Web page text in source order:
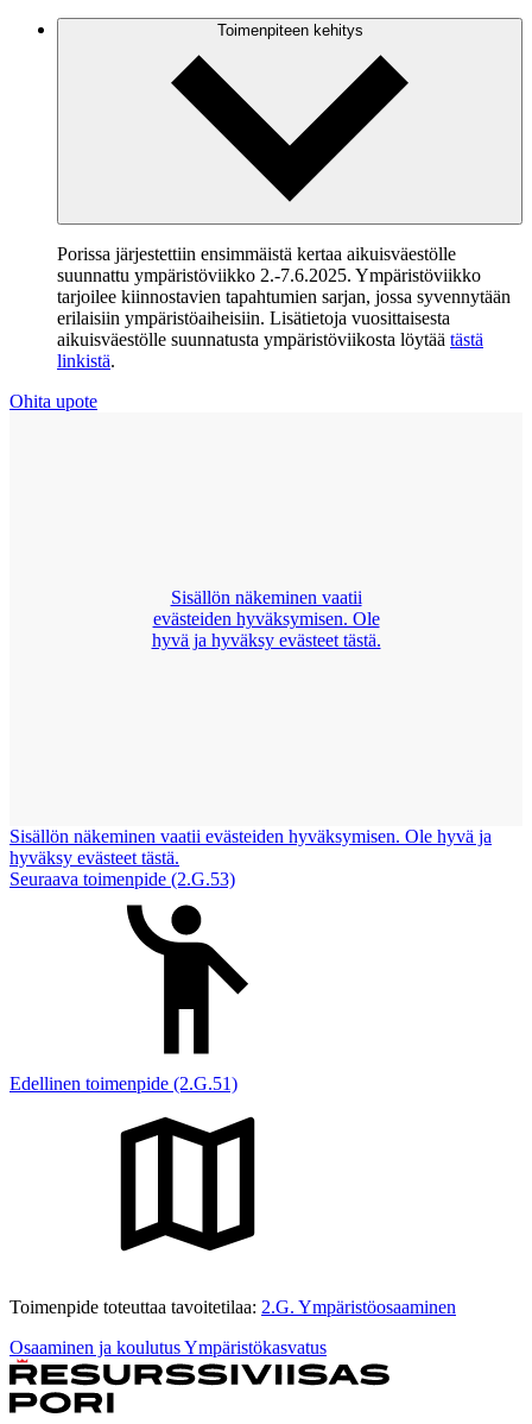
Toimenpiteen kehitys
Porissa järjestettiin ensimmäistä kertaa aikuisväestölle
suunnattu ympäristöviikko 2.-7.6.2025. Ympäristöviikko
tarjoilee kiinnostavien tapahtumien sarjan, jossa syvennytään
erilaisiin ympäristöaiheisiin. Lisätietoja vuosittaisesta
aikuisväestölle suunnatusta ympäristöviikosta löytää tästä
linkistä.
Ohita upote
Sisällön näkeminen vaatii
evästeiden hyväksymisen. Ole
hyvä ja hyväksy evästeet tästä.
Sisällön näkeminen vaatii evästeiden hyväksymisen. Ole hyvä ja
hyväksy evästeet tästä.
Seuraava toimenpide (2.G.53)
Edellinen toimenpide (2.G.51)
Toimenpide toteuttaa tavoitetilaa: 2.G. Ympäristöosaaminen
Osaaminen ja koulutusYmpäristökasvatus